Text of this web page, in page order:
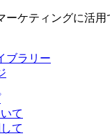
ーケティングに活用
て
て